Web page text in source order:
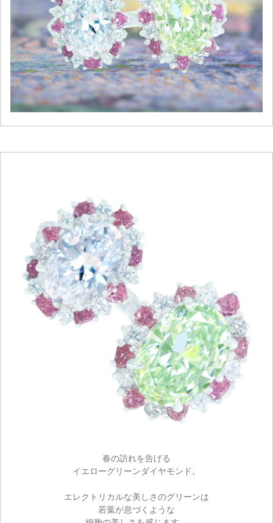
春の訪れを告げる
イエローグリーンダイヤモンド。
エレクトリカルな美しさのグリーンは
若葉が息づくような